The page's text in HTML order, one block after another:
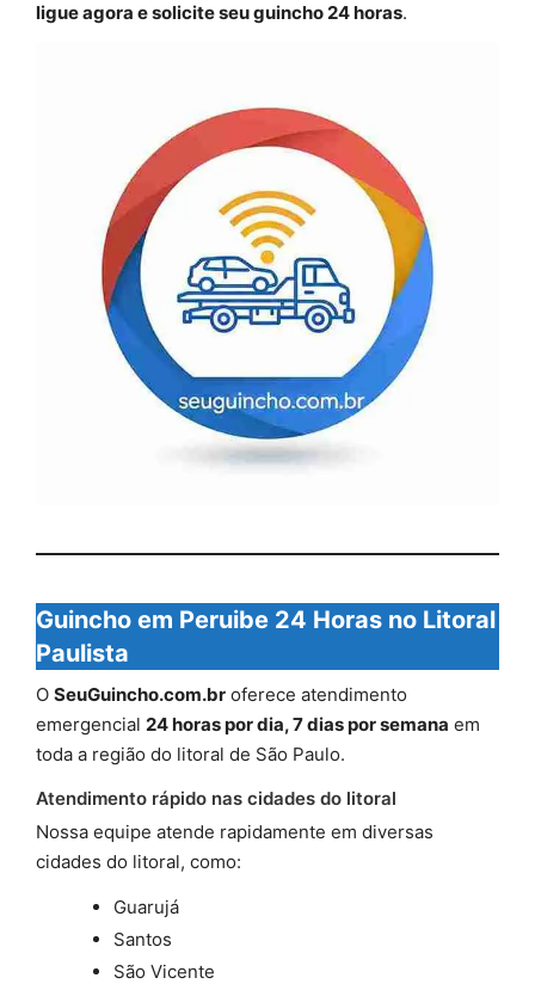
ligue agora e solicite seu guincho 24 horas.
Guincho em Peruibe 24 Horas no Litoral
Paulista
O SeuGuincho.com.br oferece atendimento
emergencial 24 horas por dia, 7 dias por semana em
toda a região do litoral de São Paulo.
Atendimento rápido nas cidades do litoral
Nossa equipe atende rapidamente em diversas
cidades do litoral, como:
Guarujá
Santos
São Vicente